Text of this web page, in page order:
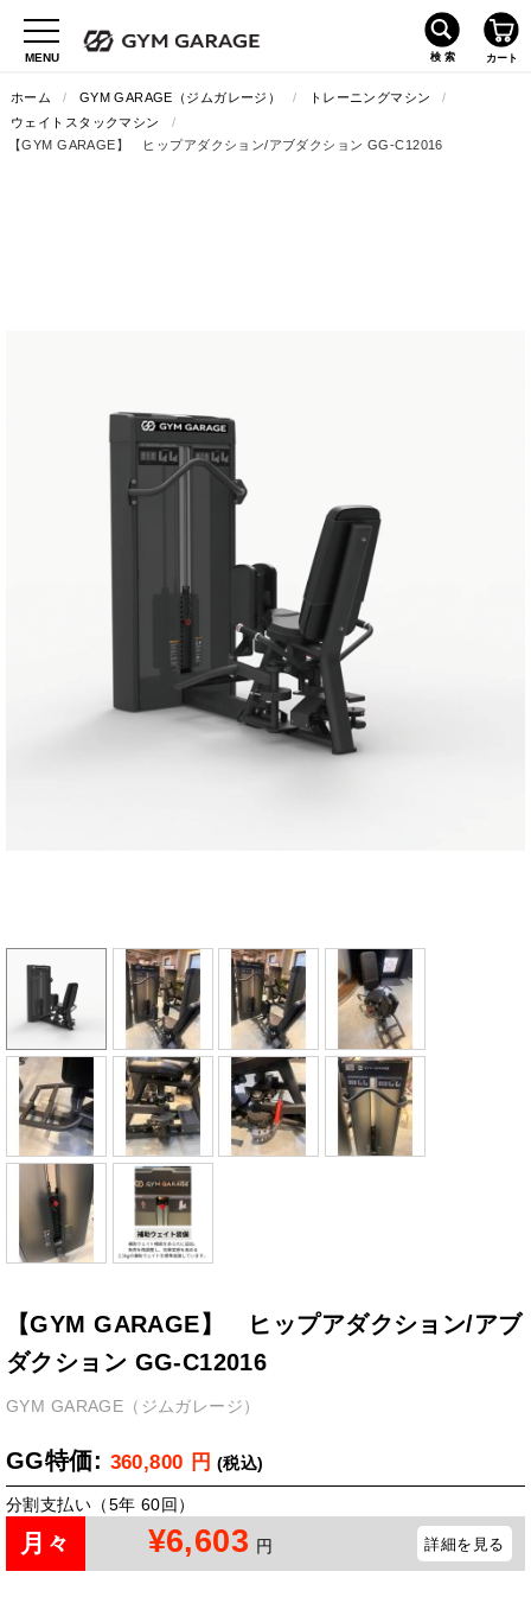
ホーム / GYM GARAGE（ジムガレージ） / トレーニングマシン
/
ウェイトスタックマシン
/
【GYM GARAGE】 ヒップアダクション/アブダクション GG-C12016
【GYM GARAGE】 ヒップアダクション/アブ
ダクション GG-C12016
GYM GARAGE（ジムガレージ）
GG特価: 360,800 円 (税込)
分割支払い（5年 60回）
月々 ¥6,603 円 詳細を見る